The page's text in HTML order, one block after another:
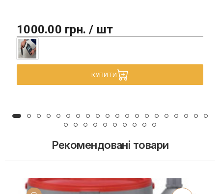
1000.00 грн. / шт
КУПИТИ
Рекомендовані товари